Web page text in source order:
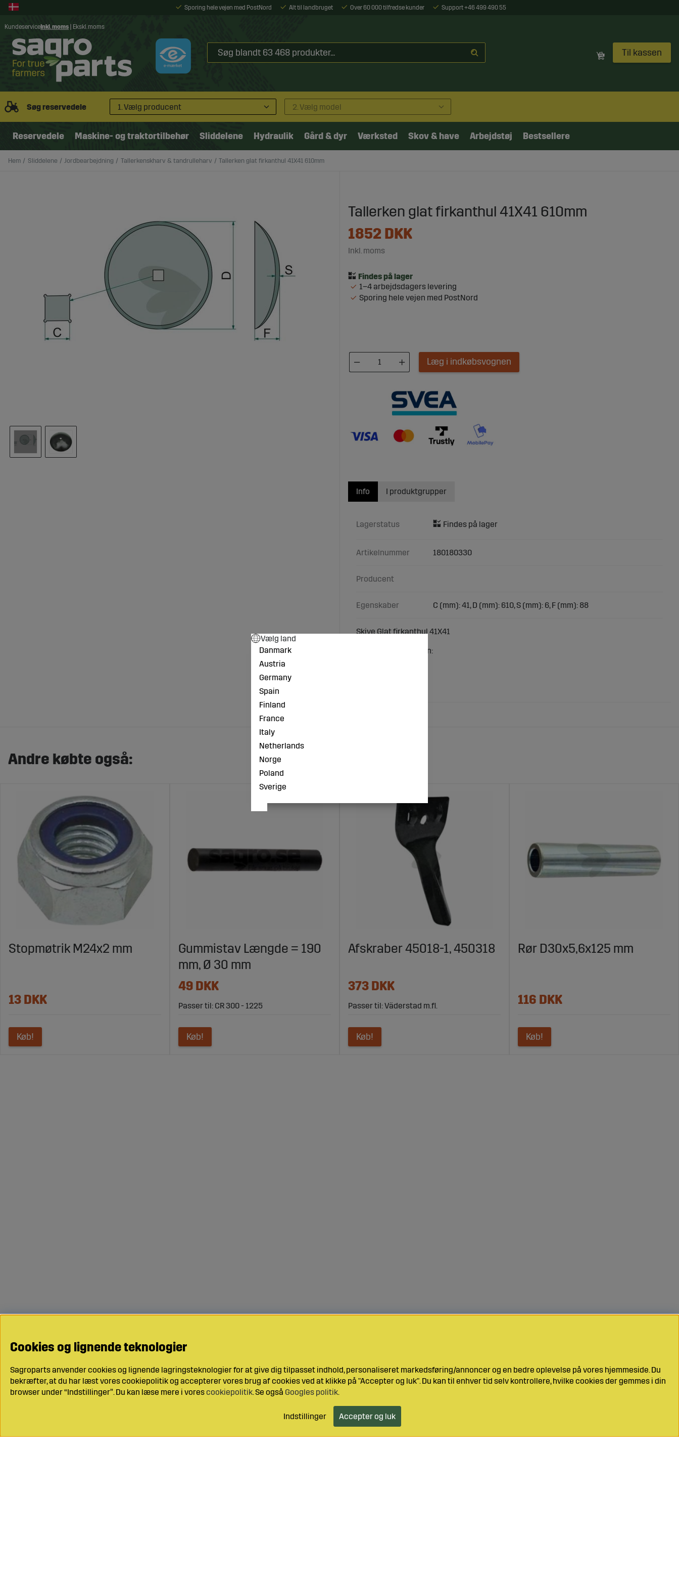
Sporing hele vejen med PostNord Alt til landbruget Over 60 000 tilfredse kunder Support +46 499 490 55
Kundeservice Inkl. moms Ekskl. moms
Til kassen
Søg reservedele 1. Vælg producent 2. Vælg model
Reservedele Maskine- og traktortilbehør Sliddelene Hydraulik Gård & dyr Værksted Skov & have Arbejdstøj Bestsellere
Hem Sliddelene Jordbearbejdning Tallerkenskharv & tandrulleharv Tallerken glat firkanthul 41X41 610mm
Tallerken glat firkanthul 41X41 610mm
1852 DKK
Inkl. moms
1–4 arbejdsdagers levering
Sporing hele vejen med PostNord
Læg i indkøbsvognen
Info
Lagerstatus
Artikelnummer 180180330
Producent
Egenskaber C (mm): 41, D (mm): 610, S (mm): 6, F (mm): 88
Skive Glat firkanthul 41X41
Teknisk specifikation:
I produktgrupper
Andre købte også:
Stopmøtrik M24x2 mm
13 DKK
Køb!
Gummistav Længde = 190
mm, Ø 30 mm
49 DKK
Passer til: CR 300 - 1225
Køb!
Afskraber 45018-1, 450318
373 DKK
Passer til: Väderstad m.fl.
Køb!
Rør D30x5,6x125 mm
116 DKK
Køb!
Cookies og lignende teknologier
Sagroparts anvender cookies og lignende lagringsteknologier for at give dig tilpasset indhold, personaliseret markedsføring/annoncer og en bedre oplevelse på vores hjemmeside. Du
bekræfter, at du har læst vores cookiepolitik og accepterer vores brug af cookies ved at klikke på "Accepter og luk". Du kan til enhver tid selv kontrollere, hvilke cookies der gemmes i din
browser under “Indstillinger”. Du kan læse mere i vorescookiepolitik. Se også Googles politik.
Indstillinger Accepter og luk
Vælg land
Danmark
Austria
Germany
Spain
Finland
France
Italy
Netherlands
Norge
Poland
Sverige